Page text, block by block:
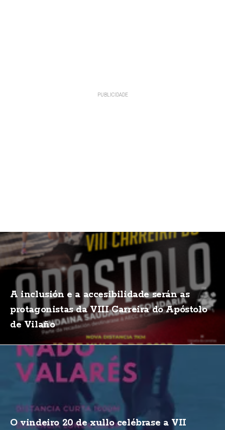
A inclusión e a accesibilidade serán as
protagonistas da VIII Carreira do Apóstolo
de Vilaño
O vindeiro 20 de xullo celébrase a VII